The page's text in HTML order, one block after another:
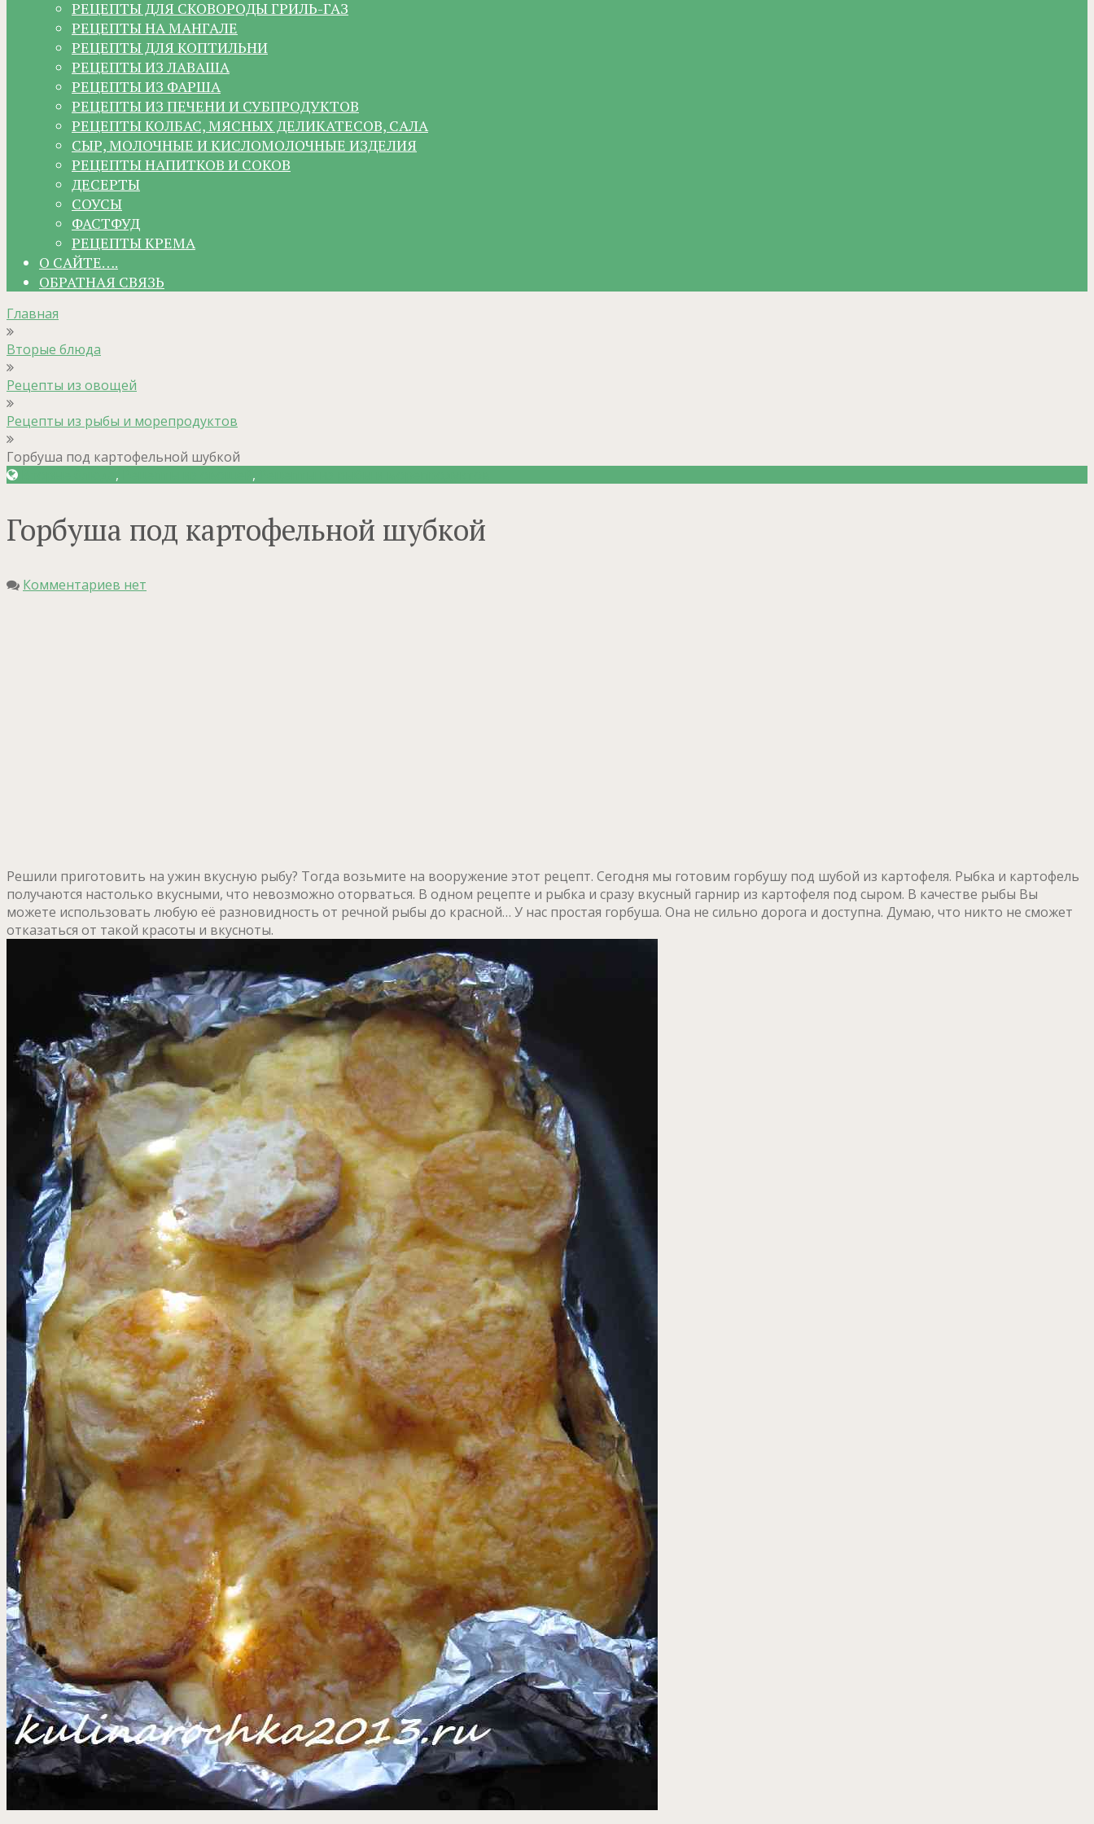
РЕЦЕПТЫ ДЛЯ СКОВОРОДЫ ГРИЛЬ-ГАЗ
РЕЦЕПТЫ НА МАНГАЛЕ
РЕЦЕПТЫ ДЛЯ КОПТИЛЬНИ
РЕЦЕПТЫ ИЗ ЛАВАША
РЕЦЕПТЫ ИЗ ФАРША
РЕЦЕПТЫ ИЗ ПЕЧЕНИ И СУБПРОДУКТОВ
РЕЦЕПТЫ КОЛБАС, МЯСНЫХ ДЕЛИКАТЕСОВ, САЛА
СЫР, МОЛОЧНЫЕ И КИСЛОМОЛОЧНЫЕ ИЗДЕЛИЯ
РЕЦЕПТЫ НАПИТКОВ И СОКОВ
ДЕСЕРТЫ
СОУСЫ
ФАСТФУД
РЕЦЕПТЫ КРЕМА
О САЙТЕ….
ОБРАТНАЯ СВЯЗЬ
Главная
Вторые блюда
Рецепты из овощей
Рецепты из рыбы и морепродуктов
Горбуша под картофельной шубкой
, ,
Горбуша под картофельной шубкой
Комментариев нет
Решили приготовить на ужин вкусную рыбу? Тогда возьмите на вооружение этот рецепт. Сегодня мы готовим горбушу под шубой из картофеля. Рыбка и картофель
получаются настолько вкусными, что невозможно оторваться. В одном рецепте и рыбка и сразу вкусный гарнир из картофеля под сыром. В качестве рыбы Вы
можете использовать любую её разновидность от речной рыбы до красной… У нас простая горбуша. Она не сильно дорога и доступна. Думаю, что никто не сможет
отказаться от такой красоты и вкусноты.